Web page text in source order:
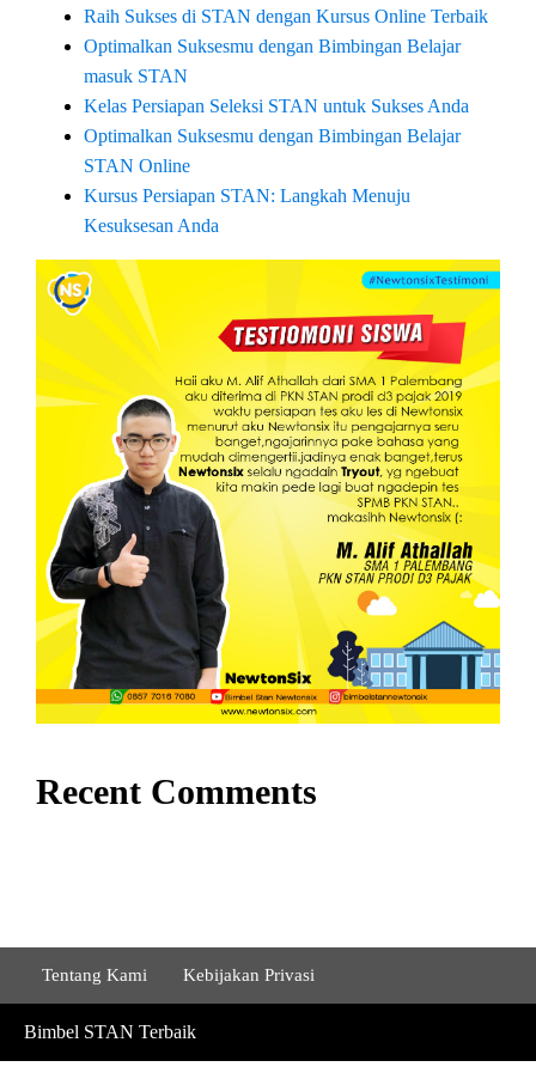
Raih Sukses di STAN dengan Kursus Online Terbaik
Optimalkan Suksesmu dengan Bimbingan Belajar
masuk STAN
Kelas Persiapan Seleksi STAN untuk Sukses Anda
Optimalkan Suksesmu dengan Bimbingan Belajar
STAN Online
Kursus Persiapan STAN: Langkah Menuju
Kesuksesan Anda
Recent Comments
Tentang Kami Kebijakan Privasi
Bimbel STAN Terbaik